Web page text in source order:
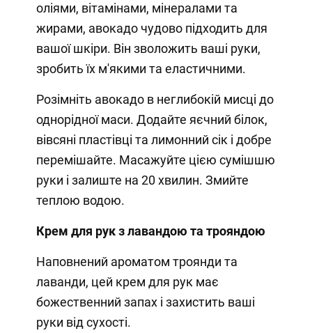
оліями, вітамінами, мінералами та
жирами, авокадо чудово підходить для
вашої шкіри. Він зволожить ваші руки,
зробить їх м'якими та еластичними.
Розімніть авокадо в неглибокій мисці до
однорідної маси. Додайте яєчний білок,
вівсяні пластівці та лимонний сік і добре
перемішайте. Масажуйте цією сумішшю
руки і залиште на 20 хвилин. Змийте
теплою водою.
Крем для рук з лавандою та трояндою
Наповнений ароматом троянди та
лаванди, цей крем для рук має
божественний запах і захистить ваші
руки від сухості.